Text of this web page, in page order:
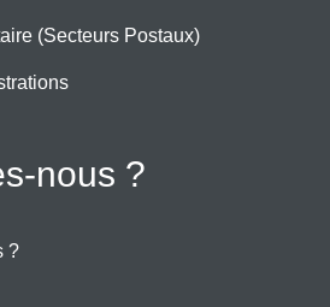
(Secteurs Postaux)
nous ?
?